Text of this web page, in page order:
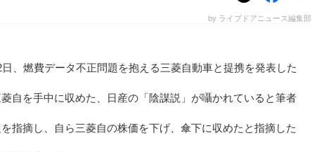
by ライブドアニュース編集部
、燃費データ不正問題を抱える三菱自動車と提携を発表した
自を手中に収めた、日産の「陰謀説」が囁かれていると筆者
指摘し、自ら三菱自の株価を下げ、傘下に収めたと指摘した